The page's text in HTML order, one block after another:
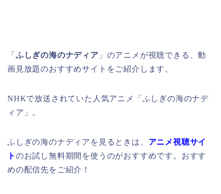
「 ふしぎの海のナディア 」のアニメが視聴できる、動
画見放題のおすすめサイトをご紹介します。
NHKで放送されていた人気アニメ「ふしぎの海のナデ
ィア」。
ふしぎの海のナディアを見るときは、 アニメ視聴サイ
ト のお試し無料期間を使うのがおすすめです。おすす
めの配信先をご紹介！